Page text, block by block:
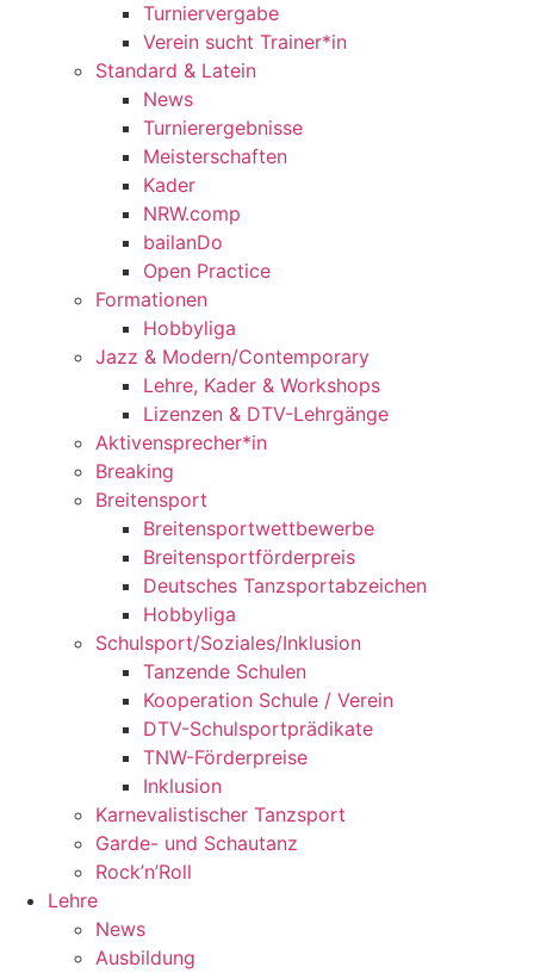
Turniervergabe
Verein sucht Trainer*in
Standard & Latein
News
Turnierergebnisse
Meisterschaften
Kader
NRW.comp
bailanDo
Open Practice
Formationen
Hobbyliga
Jazz & Modern/Contemporary
Lehre, Kader & Workshops
Lizenzen & DTV-Lehrgänge
Aktivensprecher*in
Breaking
Breitensport
Breitensportwettbewerbe
Breitensportförderpreis
Deutsches Tanzsportabzeichen
Hobbyliga
Schulsport/Soziales/Inklusion
Tanzende Schulen
Kooperation Schule / Verein
DTV-Schulsportprädikate
TNW-Förderpreise
Inklusion
Karnevalistischer Tanzsport
Garde- und Schautanz
Rock’n’Roll
Lehre
News
Ausbildung